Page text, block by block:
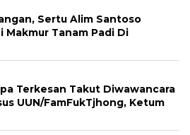
Sertu Alim Santoso
Tanam Padi Di
Terkesan Takut Diwawancara
UUN/FamFukTjhong, Ketum